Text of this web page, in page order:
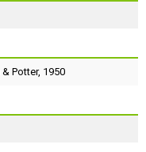
& Potter, 1950